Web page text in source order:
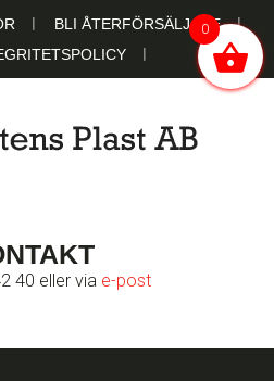
BLI ÅTERFÖRSÄLJARE
AB
40 eller via e-post
0